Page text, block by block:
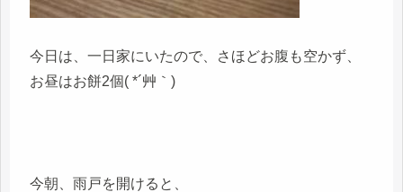
今日は、一日家にいたので、さほどお腹も空かず、
お昼はお餅2個( *´艸｀)
今朝、雨戸を開けると、